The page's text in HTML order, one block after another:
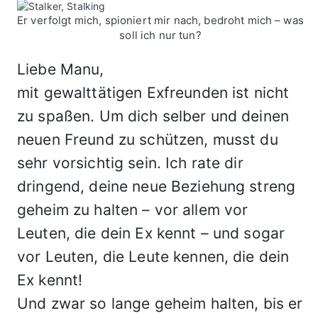
Er verfolgt mich, spioniert mir nach, bedroht mich – was
soll ich nur tun?
Liebe Manu,
mit gewalttätigen Exfreunden ist nicht
zu spaßen. Um dich selber und deinen
neuen Freund zu schützen, musst du
sehr vorsichtig sein. Ich rate dir
dringend, deine neue Beziehung streng
geheim zu halten – vor allem vor
Leuten, die dein Ex kennt – und sogar
vor Leuten, die Leute kennen, die dein
Ex kennt!
Und zwar so lange geheim halten, bis er